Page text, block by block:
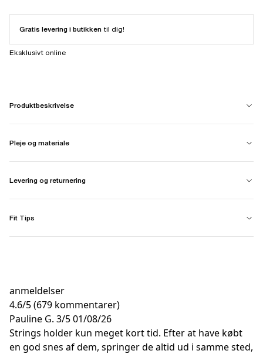
Gratis levering i butikken til dig!
Eksklusivt online
Produktbeskrivelse
Pleje og materiale
Levering og returnering
Fit Tips
anmeldelser
4.6/5(679 kommentarer)
Pauline G. 3/501/08/26
Strings holder kun meget kort tid. Efter at have købt
en god snes af dem, springer de altid ud i samme sted,